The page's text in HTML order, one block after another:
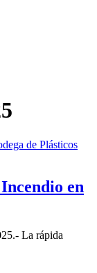
en
La rápida